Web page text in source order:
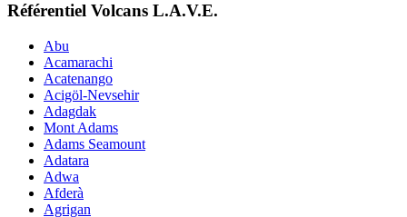
Référentiel Volcans L.A.V.E.
Abu
Acamarachi
Acatenango
Acigöl-Nevsehir
Adagdak
Mont Adams
Adams Seamount
Adatara
Adwa
Afderà
Agrigan